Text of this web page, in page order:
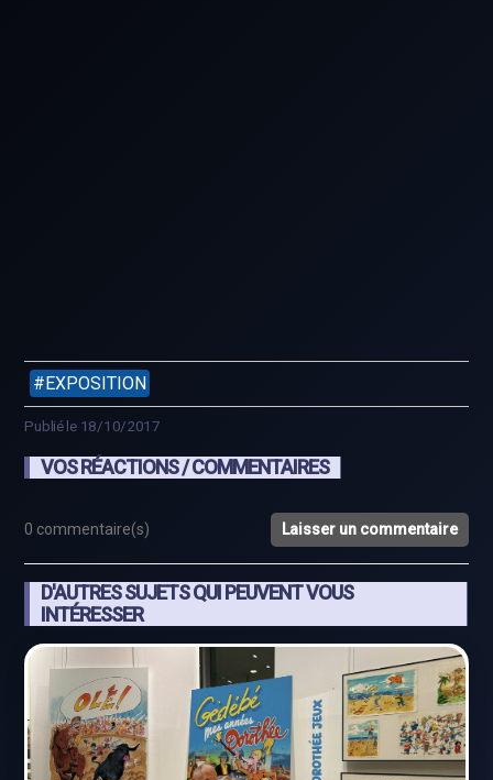
EXPOSITION
Publié le 18/10/2017
VOS RÉACTIONS / COMMENTAIRES
0 commentaire(s) Laisser un commentaire
D'AUTRES SUJETS QUI PEUVENT VOUS
INTÉRESSER